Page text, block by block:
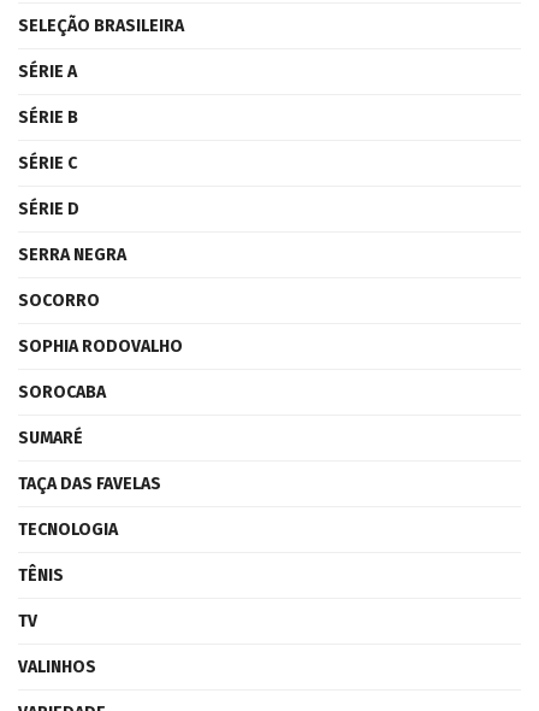
SELEÇÃO BRASILEIRA
SÉRIE A
SÉRIE B
SÉRIE C
SÉRIE D
SERRA NEGRA
SOCORRO
SOPHIA RODOVALHO
SOROCABA
SUMARÉ
TAÇA DAS FAVELAS
TECNOLOGIA
TÊNIS
TV
VALINHOS